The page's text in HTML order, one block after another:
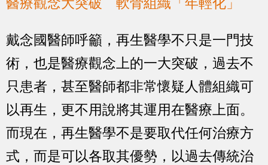
戴念國醫師呼籲，再生醫學不只是一門技
術，也是醫療觀念上的一大突破，過去不
只患者，甚至醫師都非常懷疑人體組織可
以再生，更不用說將其運用在醫療上面。
而現在，再生醫學不是要取代任何治療方
式，而是可以各取其優勢，以過去傳統治